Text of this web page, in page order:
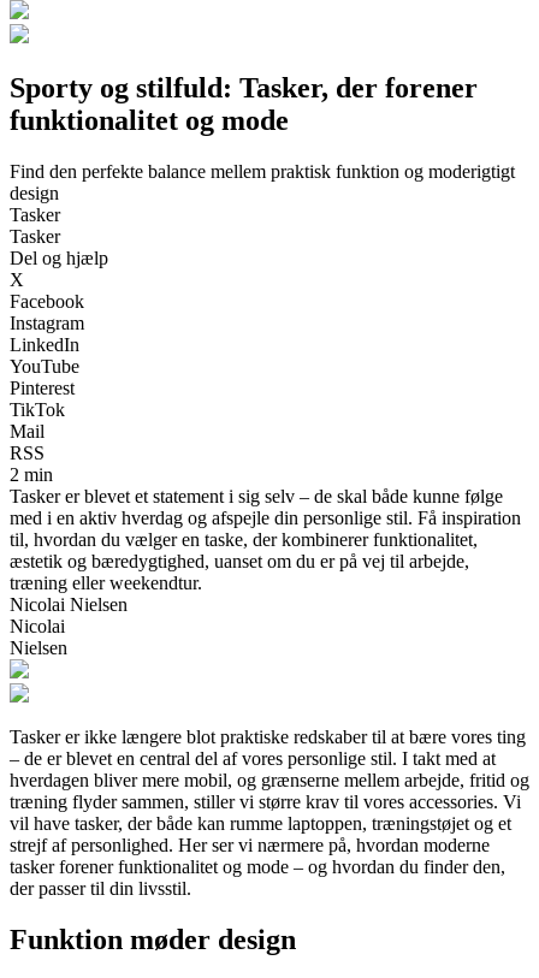
Sporty og stilfuld: Tasker, der forener
funktionalitet og mode
Find den perfekte balance mellem praktisk funktion og moderigtigt
design
Tasker
Tasker
Del og hjælp
X
Facebook
Instagram
LinkedIn
YouTube
Pinterest
TikTok
Mail
RSS
2 min
Tasker er blevet et statement i sig selv – de skal både kunne følge
med i en aktiv hverdag og afspejle din personlige stil. Få inspiration
til, hvordan du vælger en taske, der kombinerer funktionalitet,
æstetik og bæredygtighed, uanset om du er på vej til arbejde,
træning eller weekendtur.
Nicolai Nielsen
Nicolai
Nielsen
Tasker er ikke længere blot praktiske redskaber til at bære vores ting
– de er blevet en central del af vores personlige stil. I takt med at
hverdagen bliver mere mobil, og grænserne mellem arbejde, fritid og
træning flyder sammen, stiller vi større krav til vores accessories. Vi
vil have tasker, der både kan rumme laptoppen, træningstøjet og et
strejf af personlighed. Her ser vi nærmere på, hvordan moderne
tasker forener funktionalitet og mode – og hvordan du finder den,
der passer til din livsstil.
Funktion møder design